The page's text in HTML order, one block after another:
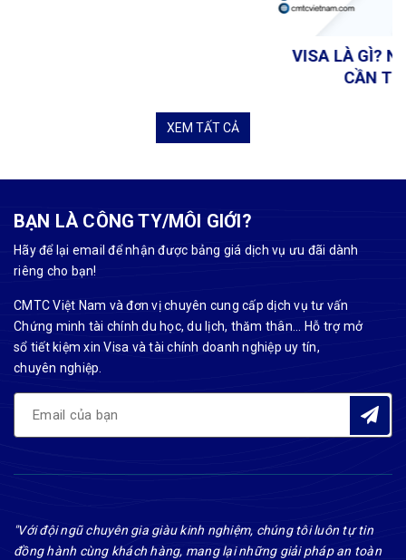
XEM TẤT CẢ
BẠN LÀ CÔNG TY/MÔI GIỚI?
Hãy để lại email để nhận được bảng giá dịch vụ ưu đãi dành
riêng cho bạn!
CMTC Việt Nam và đơn vị chuyên cung cấp dịch vụ tư vấn
Chứng minh tài chính du học, du lịch, thăm thân... Hỗ trợ mở
sổ tiết kiệm xin Visa và tài chính doanh nghiệp uy tín,
chuyên nghiệp.
"Với đội ngũ chuyên gia giàu kinh nghiệm, chúng tôi luôn tự tin
đồng hành cùng khách hàng, mang lại những giải pháp an toàn